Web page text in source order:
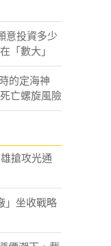
意投資多少
「數大」
的定海神
亡螺旋風險
搶攻光通
」坐收戰略